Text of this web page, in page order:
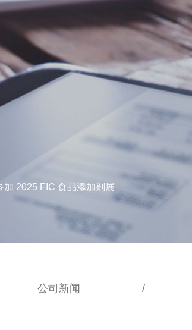
加 2025 FIC 食品添加剂展
公司新闻